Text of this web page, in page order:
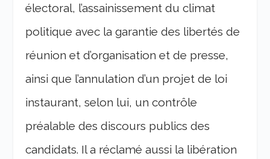
électoral, l’assainissement du climat
politique avec la garantie des libertés de
réunion et d’organisation et de presse,
ainsi que l’annulation d’un projet de loi
instaurant, selon lui, un contrôle
préalable des discours publics des
candidats. Il a réclamé aussi la libération